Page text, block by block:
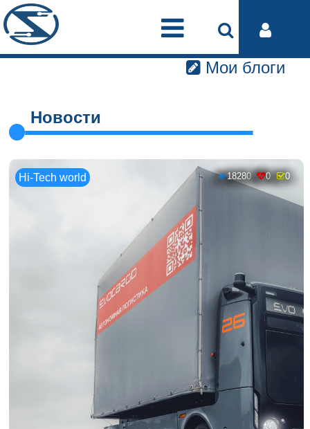
Мои блоги
Новости
Hi-Tech world 18280 0 0